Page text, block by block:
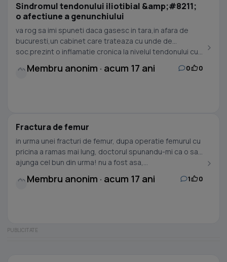
Sindromul tendonului iliotibial &amp;#8211;
o afectiune a genunchiului
va rog sa imi spuneti daca gasesc in tara,in afara de
bucuresti,un cabinet care trateaza cu unde de
soc.prezint o inflamatie cronica la nivelul tendonului cu...
Membru anonim · acum 17 ani 0 0
Fractura de femur
in urma unei fracturi de femur, dupa operatie femurul cu
pricina a ramas mai lung, doctorul spunandu-mi ca o sa-l
ajunga cel bun din urma! nu a fost asa,...
Membru anonim · acum 17 ani 1 0